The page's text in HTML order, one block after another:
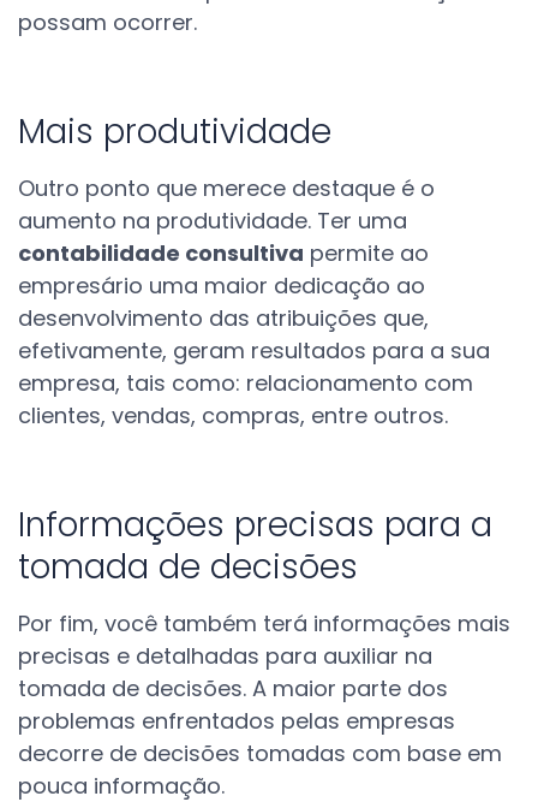
possam ocorrer.
Mais produtividade
Outro ponto que merece destaque é o
aumento na produtividade. Ter uma
contabilidade consultiva permite ao
empresário uma maior dedicação ao
desenvolvimento das atribuições que,
efetivamente, geram resultados para a sua
empresa, tais como: relacionamento com
clientes, vendas, compras, entre outros.
Informações precisas para a
tomada de decisões
Por fim, você também terá informações mais
precisas e detalhadas para auxiliar na
tomada de decisões. A maior parte dos
problemas enfrentados pelas empresas
decorre de decisões tomadas com base em
pouca informação.